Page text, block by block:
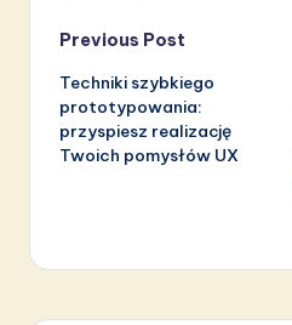
Post
navigation
Previous Post
Techniki szybkiego
prototypowania:
przyspiesz realizację
Twoich pomysłów UX